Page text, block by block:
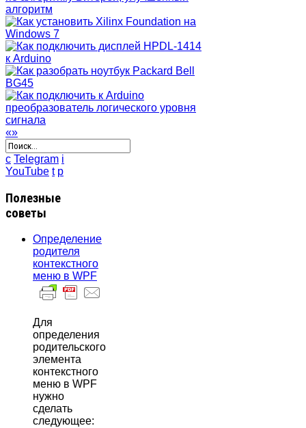
«»
c Telegram i
YouTube t p
Полезные
советы
Определение
родителя
контекстного
меню в WPF
Для
определения
родительского
элемента
контекстного
меню в WPF
нужно
сделать
следующее: